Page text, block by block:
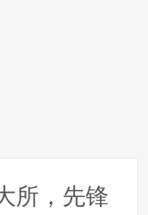
所，先锋